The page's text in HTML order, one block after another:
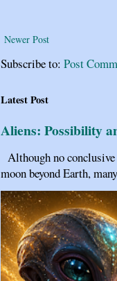
Newer Post
Subscribe to: Post
Latest Post
Aliens: Possibility
Although no
moon beyond Earth,